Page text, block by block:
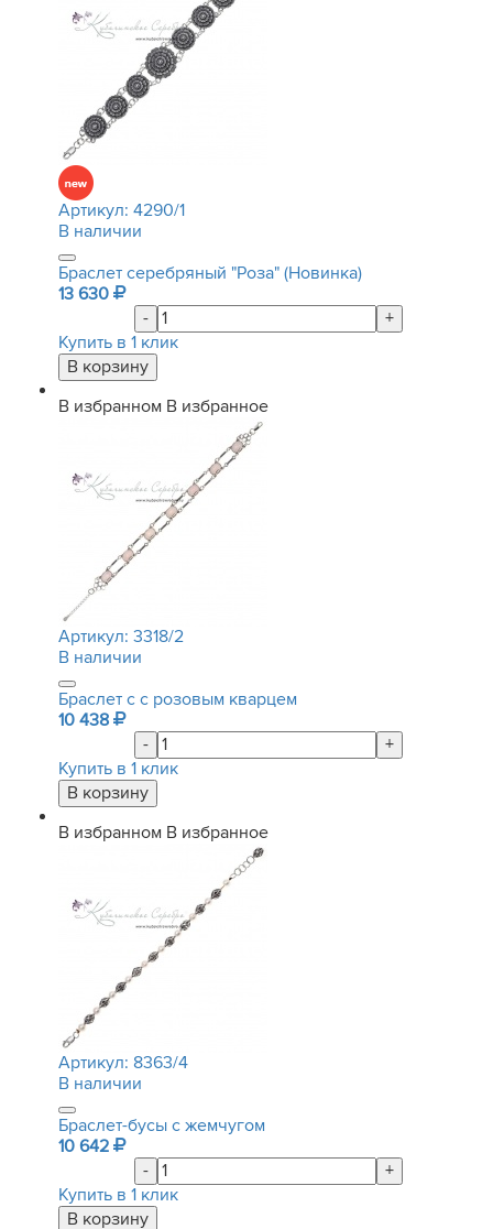
Артикул: 4290/1
В наличии
Браслет серебряный "Роза" (Новинка)
13 630
-
+
Купить в 1 клик
В избранном В избранное
Артикул: 3318/2
В наличии
Браслет с с розовым кварцем
10 438
-
+
Купить в 1 клик
В избранном В избранное
Артикул: 8363/4
В наличии
Браслет-бусы с жемчугом
10 642
-
+
Купить в 1 клик